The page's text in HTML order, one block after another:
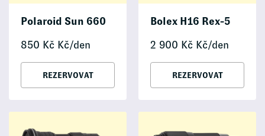
Polaroid Sun 660
850 Kč Kč/den
REZERVOVAT
Bolex H16 Rex-5
2 900 Kč Kč/den
REZERVOVAT